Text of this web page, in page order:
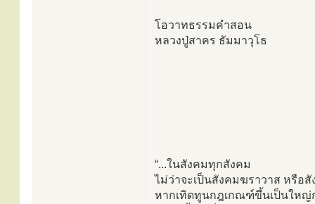
โอวาทธรรมคำสอน
หลวงปู่สาคร ธัมมาวุโธ
“...ในสังคมทุกสังคม
ไม่ว่าจะเป็นสังคมฆราวาส หรือ
หากเทิดทูนกฎเกณฑ์ขึ้นเป็นใหญ่